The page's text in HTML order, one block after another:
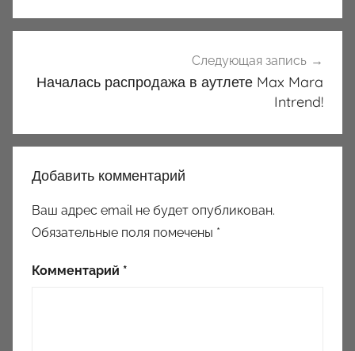
Следующая запись
Началась распродажа в аутлете Max Mara
Intrend!
Добавить комментарий
Ваш адрес email не будет опубликован.
Обязательные поля помечены *
Комментарий *